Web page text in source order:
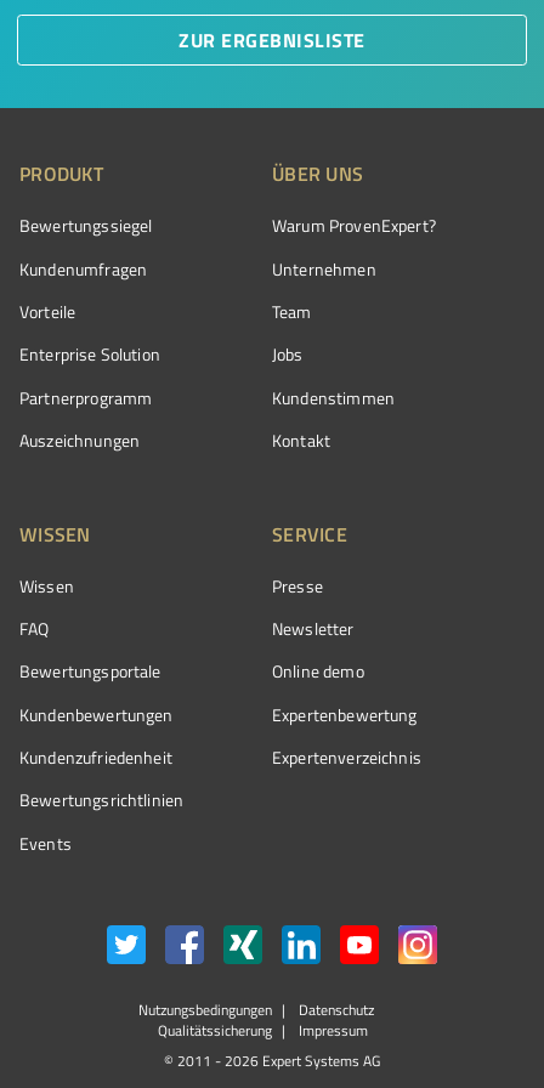
ZUR ERGEBNISLISTE
PRODUKT
Bewertungssiegel
Kundenumfragen
Vorteile
Enterprise Solution
Partnerprogramm
Auszeichnungen
ÜBER UNS
Warum ProvenExpert?
Unternehmen
Team
Jobs
Kundenstimmen
Kontakt
WISSEN
Wissen
FAQ
Bewertungsportale
Kundenbewertungen
Kundenzufriedenheit
Bewertungs­richtlinien
Events
SERVICE
Presse
Newsletter
Online demo
Expertenbewertung
Expertenverzeichnis
Nutzungsbedingungen
Datenschutz
Qualitätssicherung
Impressum
© 2011 - 2026 Expert Systems AG